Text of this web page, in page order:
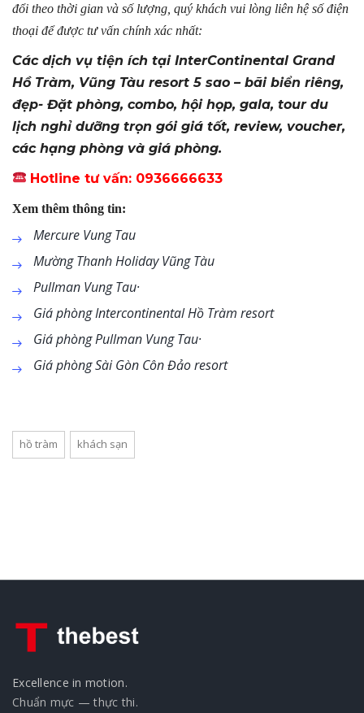
đổi theo thời gian và số lượng, quý khách vui lòng liên hệ số điện
thoại để được tư vấn chính xác nhất:
Các dịch vụ tiện ích tại InterContinental Grand
Hồ Tràm, Vũng Tàu resort 5 sao – bãi biển riêng,
đẹp- Đặt phòng, combo, hội họp, gala, tour du
lịch nghỉ dưỡng trọn gói giá tốt, review, voucher,
các hạng phòng và giá phòng.
Hotline tư vấn: 0936666633
Xem thêm thông tin:
Mercure Vung Tau
Mường Thanh Holiday Vũng Tàu
Pullman Vung Tau·
Giá phòng Intercontinental Hồ Tràm resort
Giá phòng Pullman Vung Tau·
Giá phòng Sài Gòn Côn Đảo resort
hồ tràm khách sạn
Excellence in motion.
Chuẩn mực — thực thi.